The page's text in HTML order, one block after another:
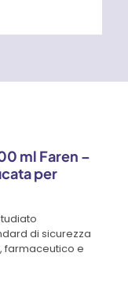
ml Faren –
per
di sicurezza
farmaceutico e